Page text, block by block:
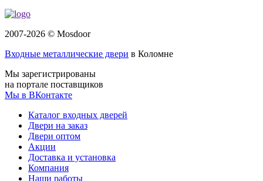
2007-2026 © Mosdoor
Входные металлические двери в Коломне
Мы зарегистрированы
на портале поставщиков
Мы в ВКонтакте
Каталог входных дверей
Двери на заказ
Двери оптом
Акции
Доставка и установка
Компания
Наши работы